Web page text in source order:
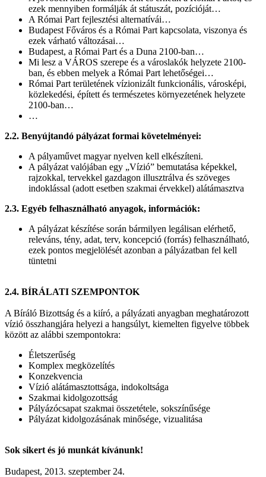
ezek mennyiben formálják át státuszát, pozícióját…
A Római Part fejlesztési alternatívái…
Budapest Főváros és a Római Part kapcsolata, viszonya és
ezek várható változásai…
Budapest, a Római Part és a Duna 2100-ban…
Mi lesz a VÁROS szerepe és a városlakók helyzete 2100-
ban, és ebben melyek a Római Part lehetőségei…
Római Part területének vízionizált funkcionális, városképi,
közlekedési, épített és természetes környezetének helyzete
2100-ban…
…
2.2. Benyújtandó pályázat formai követelményei:
A pályaművet magyar nyelven kell elkészíteni.
A pályázat valójában egy „Vízió” bemutatása képekkel,
rajzokkal, tervekkel gazdagon illusztrálva és szöveges
indoklással (adott esetben szakmai érvekkel) alátámasztva
2.3. Egyéb felhasználható anyagok, információk:
A pályázat készítése során bármilyen legálisan elérhető,
releváns, tény, adat, terv, koncepció (forrás) felhasználható,
ezek pontos megjelölését azonban a pályázatban fel kell
tüntetni
2.4. BÍRÁLATI SZEMPONTOK
A Bíráló Bizottság és a kiíró, a pályázati anyagban meghatározott
vízió összhangjára helyezi a hangsúlyt, kiemelten figyelve többek
között az alábbi szempontokra:
Életszerűség
Komplex megközelítés
Konzekvencia
Vízió alátámasztottsága, indokoltsága
Szakmai kidolgozottság
Pályázócsapat szakmai összetétele, sokszínűsége
Pályázat kidolgozásának minősége, vizualitása
Sok sikert és jó munkát kívánunk!
Budapest, 2013. szeptember 24.